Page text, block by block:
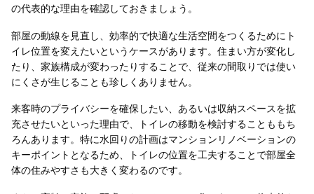
の代表的な理由を確認しておきましょう。
部屋の動線を見直し、効率的で快適な生活空間をつくるためにト
イレ位置を変えたいというケースがあります。住まい方が変化し
たり、家族構成が変わったりすることで、従来の間取りでは使い
にくさが生じることも珍しくありません。
来客時のプライバシーを確保したい、あるいは収納スペースを拡
充させたいといった理由で、トイレの移動を検討することももち
ろんあります。特に水回りの計画はマンションリノベーションの
キーポイントとなるため、トイレの位置を工夫することで部屋全
体の住みやすさも大きく変わるのです。